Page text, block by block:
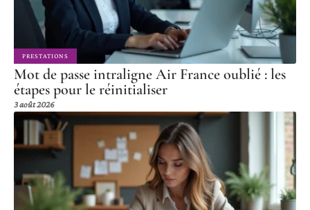
PRESTATIONS
Mot de passe intraligne Air France oublié : les
étapes pour le réinitialiser
3 août 2026